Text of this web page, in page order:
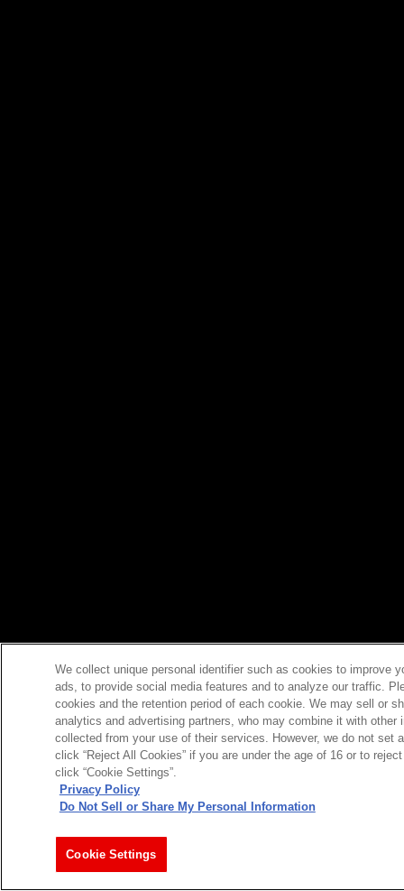
We collect unique personal identifier such as cookies to improve
ads, to provide social media features and to analyze our traffic.
cookies and the retention period of each cookie. We may sell or
analytics and advertising partners, who may combine it with
collected from your use of their services. However, we do not set
click “Reject All Cookies” if you are under the age of 16 or to
click “Cookie Settings”.
Privacy Policy
Do Not Sell or Share My Personal Information
Cookie Settings